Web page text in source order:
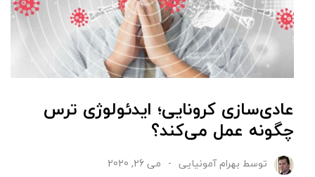
عادی‌سازی کرونایی؛ ایدئولوژی ترس
چگونه عمل می‌کند؟
توسط بهرام آمونیایی می 26, 2020